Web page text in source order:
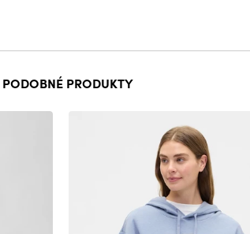
PODOBNÉ PRODUKTY